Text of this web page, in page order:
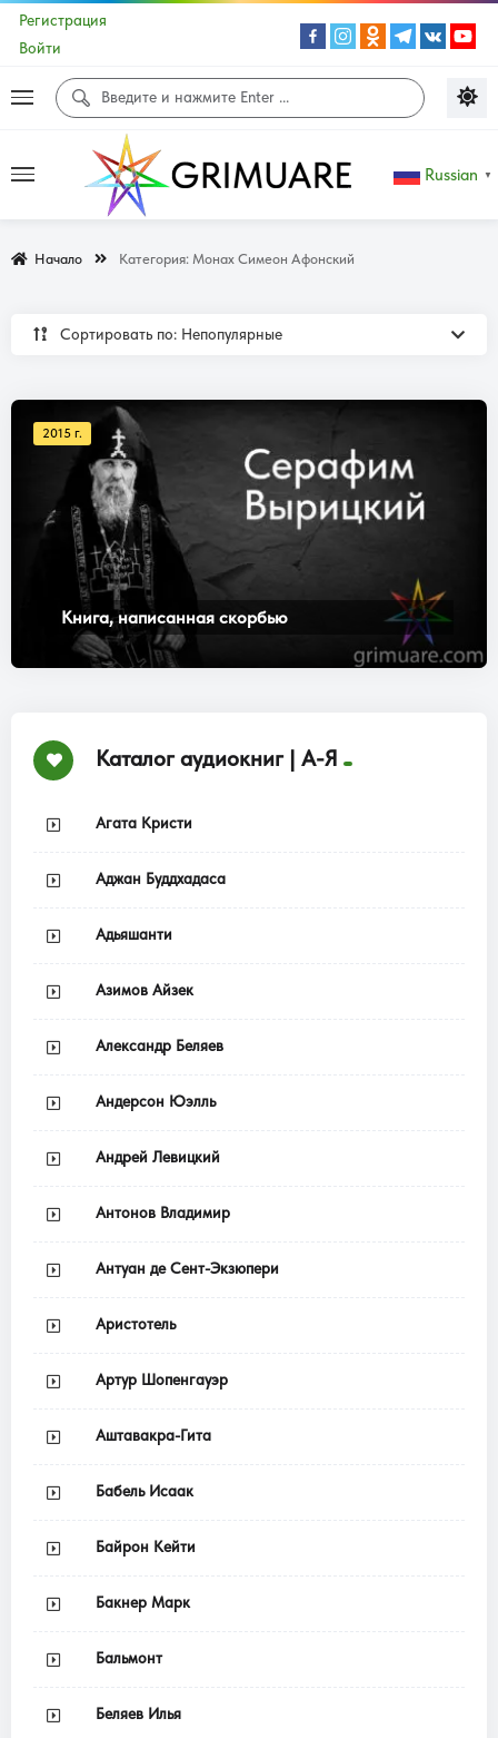
Регистрация
Войти
Russian ▼
Начало Категория: Монах Симеон Афонский
Сортировать по: Непопулярные
2015 г.
Книга, написанная скорбью
Каталог аудиокниг | А-Я
Агата Кристи
Аджан Буддхадаса
Адьяшанти
Азимов Айзек
Александр Беляев
Андерсон Юэлль
Андрей Левицкий
Антонов Владимир
Антуан де Сент-Экзюпери
Аристотель
Артур Шопенгауэр
Аштавакра-Гита
Бабель Исаак
Байрон Кейти
Бакнер Марк
Бальмонт
Беляев Илья